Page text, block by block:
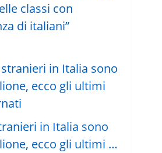
classi con
di italiani”
in Italia sono
ecco gli ultimi …